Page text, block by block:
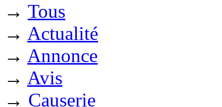
→ Tous
→ Actualité
→ Annonce
→ Avis
→ Causerie